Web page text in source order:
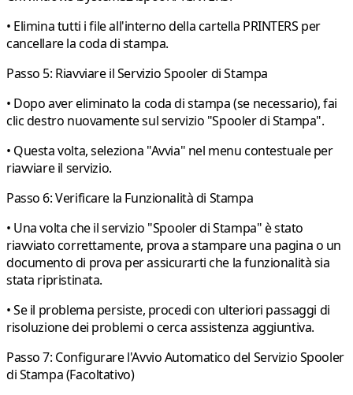
• Elimina tutti i file all'interno della cartella PRINTERS per
cancellare la coda di stampa.
Passo 5: Riavviare il Servizio Spooler di Stampa
• Dopo aver eliminato la coda di stampa (se necessario), fai
clic destro nuovamente sul servizio "Spooler di Stampa".
• Questa volta, seleziona "Avvia" nel menu contestuale per
riavviare il servizio.
Passo 6: Verificare la Funzionalità di Stampa
• Una volta che il servizio "Spooler di Stampa" è stato
riavviato correttamente, prova a stampare una pagina o un
documento di prova per assicurarti che la funzionalità sia
stata ripristinata.
• Se il problema persiste, procedi con ulteriori passaggi di
risoluzione dei problemi o cerca assistenza aggiuntiva.
Passo 7: Configurare l'Avvio Automatico del Servizio Spooler
di Stampa (Facoltativo)